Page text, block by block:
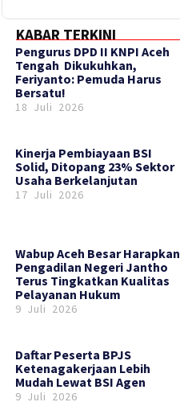
KABAR TERKINI
‎Pengurus DPD II KNPI Aceh
Tengah Dikukuhkan,
Feriyanto: Pemuda Harus
Bersatu!
18 Juli 2026
Kinerja Pembiayaan BSI
Solid, Ditopang 23% Sektor
Usaha Berkelanjutan
17 Juli 2026
Wabup Aceh Besar Harapkan
Pengadilan Negeri Jantho
Terus Tingkatkan Kualitas
Pelayanan Hukum
9 Juli 2026
Daftar Peserta BPJS
Ketenagakerjaan Lebih
Mudah Lewat BSI Agen
9 Juli 2026